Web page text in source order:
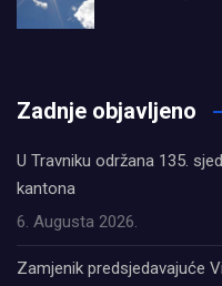
Zadnje objavljeno
U Travniku održana 135.
kantona
6. Augusta 2026.
Zamjenik predsjedavajuće